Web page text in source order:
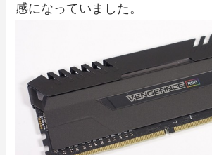
感になっていました。